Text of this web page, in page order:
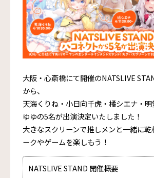
大阪・心斎橋にて開催のNATSLIVE
から、
天海くりね・小日向千虎・橘シエナ・
ゆゆの5名が出演決定いたしました！
大きなスクリーンで推しメンと一緒に乾
ークやゲームを楽しもう！
NATSLIVE STAND 開催概要